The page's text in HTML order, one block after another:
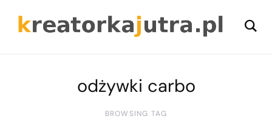
odżywki carbo
BROWSING TAG